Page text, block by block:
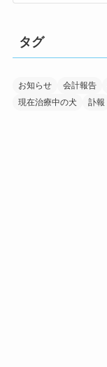
タグ
お知らせ 会計報告
現在治療中の犬
訃報